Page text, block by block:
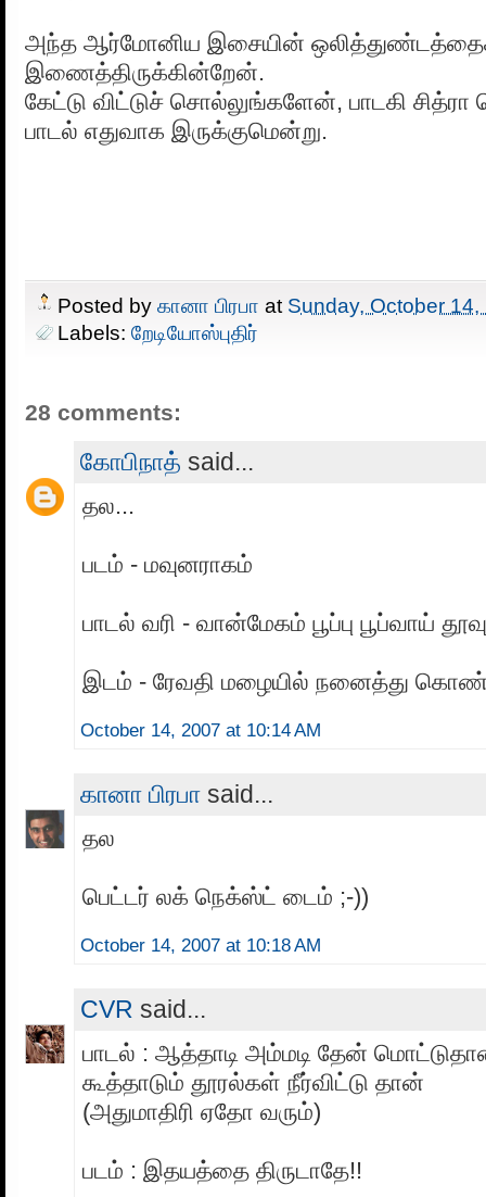
அந்த ஆர்மோனிய இசையின்
இணைத்திருக்கின்றேன்.
கேட்டு விட்டுச் சொல்லுங்களேன், பாடகி
பாடல் எதுவாக இருக்குமென்று.
Posted by கானா பிரபா at Sunday, October 14,
Labels: றேடியோஸ்புதிர்
28 comments:
கோபிநாத் said...
தல...
படம் - மவுனராகம்
பாடல் வரி - வான்மேகம் பூப்பு பூப்வாய்
இடம் - ரேவதி மழையில் நனைத்து
October 14, 2007 at 10:14 AM
கானா பிரபா said...
தல
பெட்டர் லக் நெக்ஸ்ட் டைம் ;-))
October 14, 2007 at 10:18 AM
CVR said...
பாடல் : ஆத்தாடி அம்மடி தேன்
கூத்தாடும் தூரல்கள் நீர்விட்டு தான்
(அதுமாதிரி ஏதோ வரும்)
படம் : இதயத்தை திருடாதே!!